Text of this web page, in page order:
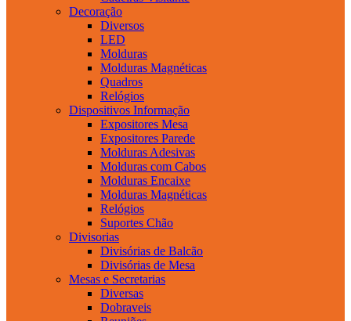
Decoração
Diversos
LED
Molduras
Molduras Magnéticas
Quadros
Relógios
Dispositivos Informação
Expositores Mesa
Expositores Parede
Molduras Adesivas
Molduras com Cabos
Molduras Encaixe
Molduras Magnéticas
Relógios
Suportes Chão
Divisorias
Divisórias de Balcão
Divisórias de Mesa
Mesas e Secretarias
Diversas
Dobraveis